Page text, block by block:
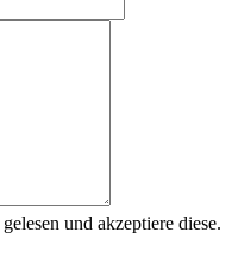
gelesen und akzeptiere diese.